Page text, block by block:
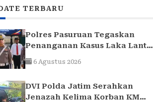
TERBARU
Polres Pasuruan Tegaskan
Penanganan Kasus Laka Lantas
2017 Telah Tuntas dan
Berkekuatan Hukum Tetap
6 Agustus 2026
DVI Polda Jatim Serahkan
Jenazah Kelima Korban KM